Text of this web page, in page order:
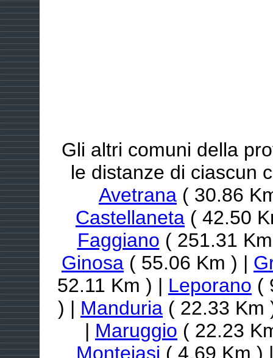
Gli altri comuni della
le distanze di ciascun
Avetrana ( 30.86
Castellaneta ( 42.50
Faggiano ( 251.31
Ginosa ( 55.06 Km ) |
52.11 Km ) | Leporano (
) | Manduria ( 22.33
| Maruggio ( 22.23
Monteiasi ( 4.69 Km )